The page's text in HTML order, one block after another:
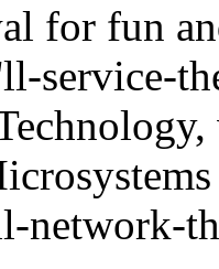
for fun
service-
network-